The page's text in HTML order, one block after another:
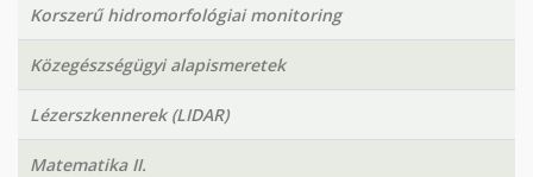
Korszerű hidromorfológiai monitoring
Közegészségügyi alapismeretek
Lézerszkennerek (LIDAR)
Matematika II.